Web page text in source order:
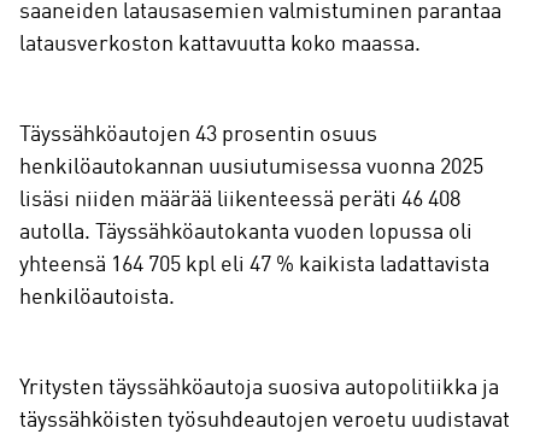
saaneiden latausasemien valmistuminen parantaa
latausverkoston kattavuutta koko maassa.
Täyssähköautojen 43 prosentin osuus
henkilöautokannan uusiutumisessa vuonna 2025
lisäsi niiden määrää liikenteessä peräti 46 408
autolla. Täyssähköautokanta vuoden lopussa oli
yhteensä 164 705 kpl eli 47 % kaikista ladattavista
henkilöautoista.
Yritysten täyssähköautoja suosiva autopolitiikka ja
täyssähköisten työsuhdeautojen veroetu uudistavat